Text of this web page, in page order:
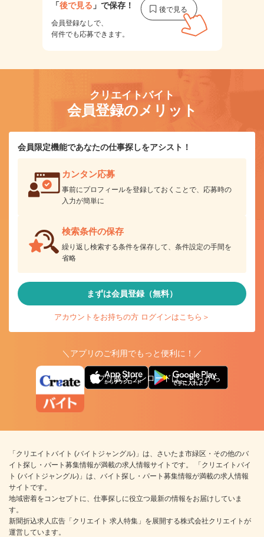
「後で見る 」で保存！
会員登録なしで、
何件でも応募できます。
クリエイトバイト
会員登録のメリット
会員限定機能であなたの仕事探しをアシスト！
カンタン応募
事前にプロフィールを登録しておくことで、応募時の
入力が簡単に
検索条件の保存
繰り返し検索する条件を保存して、条件設定の手間を
省略
まずは会員登録（無料）
アカウントをお持ちの方 ログインはこちら＞
＼アプリのご利用でもっと便利に！／
アプリ版ダウンロードはこちらから
「クリエイトバイト (バイトジャングル)」は、さいたま市緑区・その他のバ
イト探し・パート募集情報が満載の求人情報サイトです。 「クリエイトバイ
ト (バイトジャングル)」は、バイト探し・パート募集情報が満載の求人情報
サイトです。
地域密着をコンセプトに、仕事探しに役立つ最新の情報をお届けしていま
す。
新聞折込求人広告「クリエイト 求人特集」を展開する株式会社クリエイトが
運営しています。